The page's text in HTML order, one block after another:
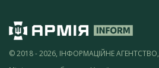
© 2018 - 2026, ІНФОРМАЦІЙНЕ АГЕНТСТВО,